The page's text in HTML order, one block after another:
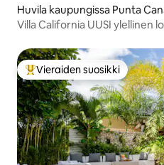
Huvila kaupungissa Punta
Villa California UUSI ylellinen
Vieraiden suosikkien
Vieraiden suosikki